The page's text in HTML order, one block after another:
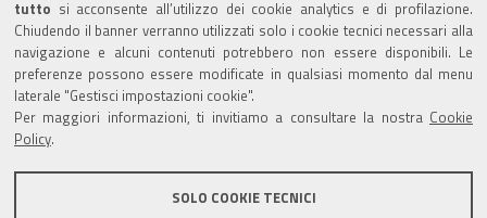
tutto si acconsente all’utilizzo dei cookie analytics e di profilazione.
Chiudendo il banner verranno utilizzati solo i cookie tecnici necessari alla
navigazione e alcuni contenuti potrebbero non essere disponibili. Le
preferenze possono essere modificate in qualsiasi momento dal menu
laterale "Gestisci impostazioni cookie".
Per maggiori informazioni, ti invitiamo a consultare la nostra Cookie
Policy
SOLO COOKIE TECNICI
Albo Camerale
Pubblicità Legale
Area riservata Amministratori